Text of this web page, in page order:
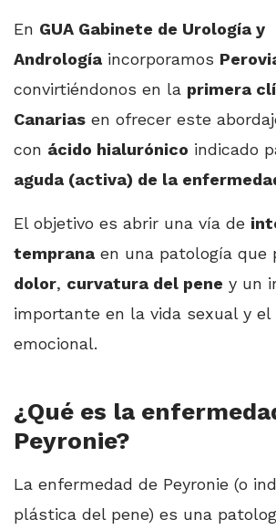
En GUA Gabinete de Urología y
Andrología incorporamos
convirtiéndonos en la primera
Canarias en ofrecer este
con ácido hialurónico indicado
aguda (activa) de la
El objetivo es abrir una vía de
temprana en una patología que
dolor, curvatura del pene y un
importante en la vida sexual y el
emocional.
¿Qué es la
Peyronie?
La enfermedad de Peyronie (o
plástica del pene) es una